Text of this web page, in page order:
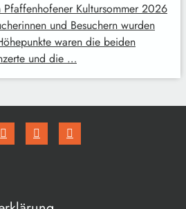
Kultursommer 2026
und Besuchern wurden
waren die beiden
und die …